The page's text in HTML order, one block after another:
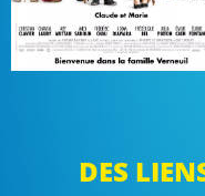
DES